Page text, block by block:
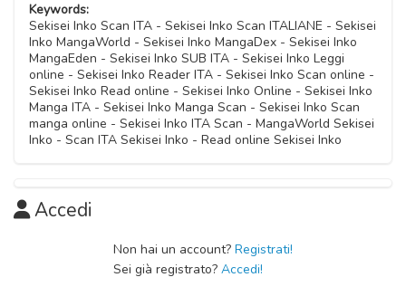
Capitolo 35
02 Novembre 2020
Capitolo 34
02 Novembre 2020
02 Novembre 2020
Capitolo 26
02 Novembre 2020
Capitolo 25
02 Novembre 2020
Capitolo 24
Capitolo 23
02 Novembre 2020
Capitolo 16
02 Novembre 2020
Capitolo 15
Capitolo 13
Capitolo 07
02 Novembre 2020
Capitolo 06
02 Novembre 2020
Capitolo 04
Keywords:
Sekisei Inko Scan ITA - Sekisei Inko Scan ITALIANE - Sekisei
Inko MangaWorld - Sekisei Inko MangaDex - Sekisei Inko
MangaEden - Sekisei Inko SUB ITA - Sekisei Inko Leggi
online - Sekisei Inko Reader ITA - Sekisei Inko Scan online -
Sekisei Inko Read online - Sekisei Inko Online - Sekisei Inko
Manga ITA - Sekisei Inko Manga Scan - Sekisei Inko Scan
manga online - Sekisei Inko ITA Scan - MangaWorld Sekisei
Inko - Scan ITA Sekisei Inko - Read online Sekisei Inko
Accedi
Non hai un account? Registrati!
Sei già registrato? Accedi!